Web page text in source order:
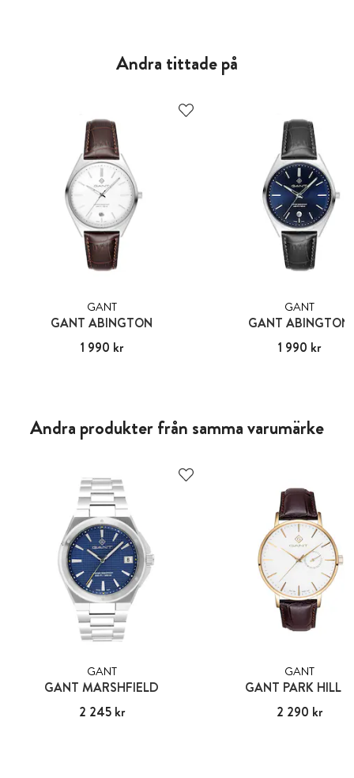
Andra tittade på
GANT
GANT ABINGTON
Pris :1 990 kr
1 990 kr
GANT
GANT ABINGTON
Pris :1 990 kr
1 990 kr
Andra produkter från samma varumärke
GANT
GANT MARSHFIELD
Pris :2 245 kr
2 245 kr
GANT
GANT PARK HILL III
Pris :2 290 kr
2 290 kr